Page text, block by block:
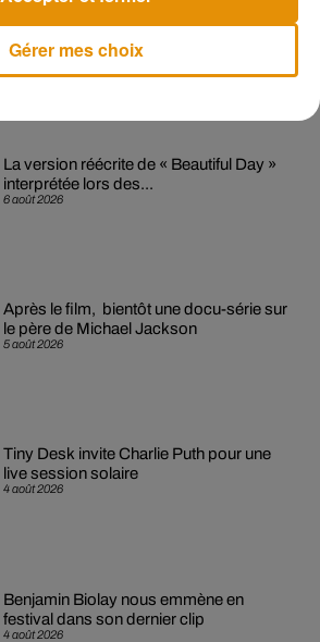
6 août 2026
« Loups Garous » pour son...
6 août 2026
La version réécrite de « Beautiful Day »
interprétée lors des...
5 août 2026
Après le film, bientôt une docu-série sur
le père de Michael Jackson
4 août 2026
Tiny Desk invite Charlie Puth pour une
live session solaire
4 août 2026
Benjamin Biolay nous emmène en
festival dans son dernier clip
Gérer mes choix